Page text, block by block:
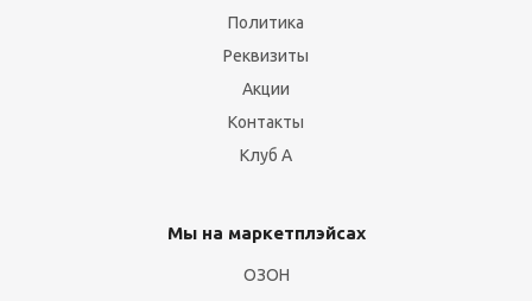
Политика
Реквизиты
Акции
Контакты
Клуб А
Мы на маркетплэйсах
ОЗОН